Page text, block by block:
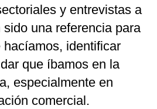
y entrevistas a
una referencia para
hacíamos, identificar
que íbamos en la
especialmente en
comercial.